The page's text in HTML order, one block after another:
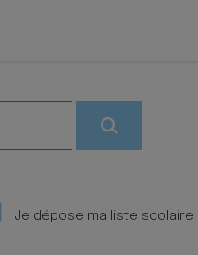
Je dépose ma liste scolaire